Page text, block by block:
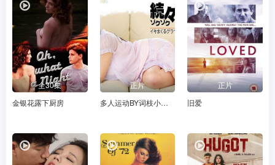
全30集
金银花露下厨房
正片
多人运动BY词枝小说笔趣阁百度云
正片
旧爱